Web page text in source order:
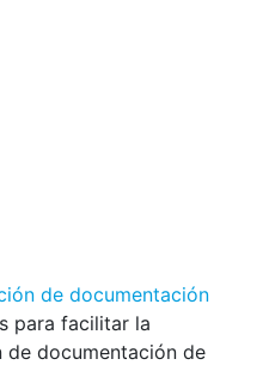
de documentación
para facilitar la
de documentación de